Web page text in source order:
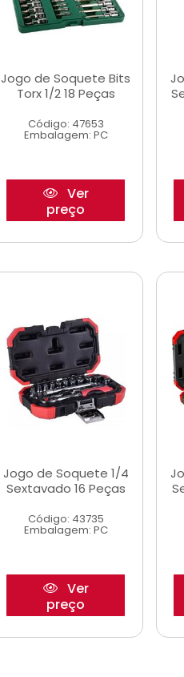
Jogo de Soquete Bits
Torx 1/2 18 Peças
Código: 47653
Embalagem: PC
Ver
preço
Jogo de Soquete 1/4
Sextavado 16 Peças
Código: 43735
Embalagem: PC
Ver
preço